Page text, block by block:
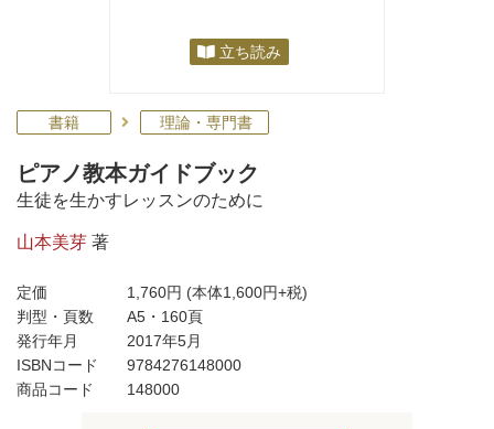
立ち読み
書籍 理論・専門書
ピアノ教本ガイドブック
生徒を生かすレッスンのために
山本美芽 著
定価 1,760円 (本体1,600円+税)
判型・頁数
A5・160頁
発行年月
2017年5月
ISBNコード
9784276148000
商品コード
148000